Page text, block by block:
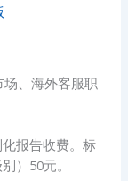
、海外客服职
报告收费。标
）50元。